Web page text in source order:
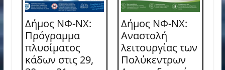
Δήμος ΝΦ-ΝΧ:
Πρόγραμμα
πλυσίματος
κάδων στις 29,
Δήμος ΝΦ-ΝΧ:
Αναστολή
λειτουργίας των
Πολύκεντρων